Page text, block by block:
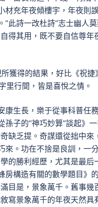
材充年夜傾樓宇，年夜則
此詩一改杜詩“志士幽人
得其用，既不要自信尊年
獲得的結果，好比《祝捷
里行間，皆是喜悅之情。
康生長，樂于從事科普任
子的“神巧妙算”談起》
缺乏提。奇謀還從拙中來
來。功在不捨是良訓，一
的勝利經歷，尤其是最后
房構造有關的數學題目》
目是，景象萬千。舊事幾
寫景象萬千的年夜天然具